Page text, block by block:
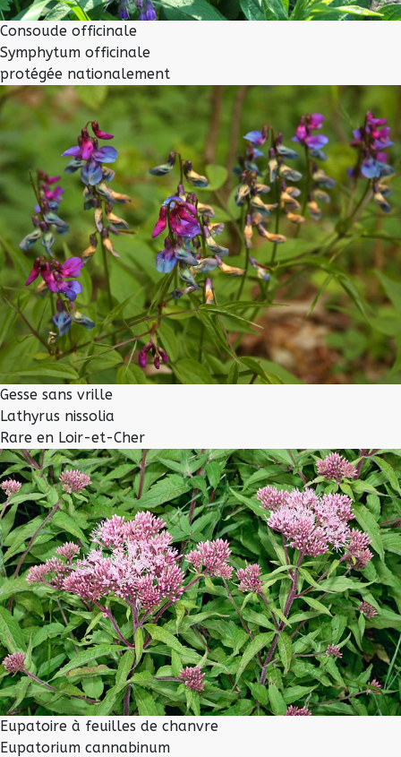
Consoude officinale
Symphytum officinale
protégée nationalement
Gesse sans vrille
Lathyrus nissolia
Rare en Loir-et-Cher
Eupatoire à feuilles de chanvre
Eupatorium cannabinum